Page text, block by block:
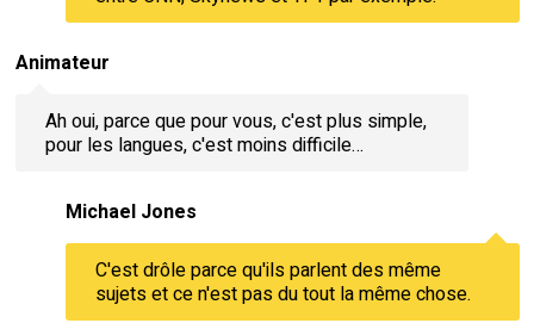
Animateur
Ah oui, parce que pour vous, c'est plus simple,
pour les langues, c'est moins difficile…
Michael Jones
C'est drôle parce qu'ils parlent des même
sujets et ce n'est pas du tout la même chose.